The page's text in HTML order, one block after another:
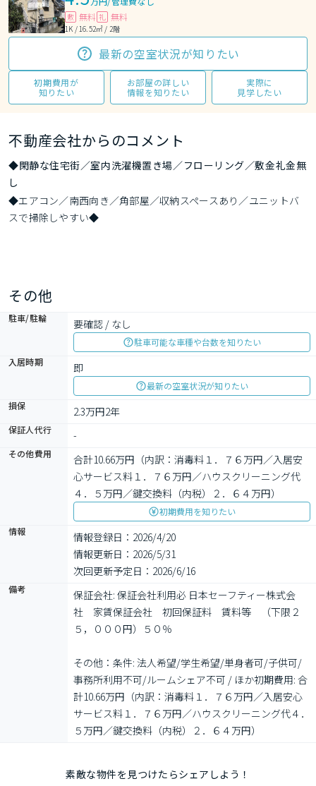
敷 無料 礼 無料
1K / 16.52㎡ / 2階
最新の空室状況が知りたい
初期費用が
知りたい
お部屋の詳しい
情報を知りたい
実際に
見学したい
不動産会社からのコメント
◆閑静な住宅街／室内洗濯機置き場／フローリング／敷金礼金無
し
◆エアコン／南西向き／角部屋／収納スペースあり／ユニットバ
スで掃除しやすい◆
その他
駐車/駐輪 要確認 / なし
駐車可能な車種や台数を知りたい
入居時期
即
最新の空室状況が知りたい
損保
2.3万円2年
保証人代行 -
その他費用
合計10.66万円（内訳：消毒料１．７６万円／入居安
心サービス料１．７６万円／ハウスクリーニング代
４．５万円／鍵交換料（内税）２．６４万円）
初期費用を知りたい
情報
情報登録日：2026/4/20
情報更新日：2026/5/31
次回更新予定日：2026/6/16
備考
保証会社: 保証会社利用必 日本セーフティー株式会
社　家賃保証会社　初回保証料　賃料等　（下限２
５，０００円）５０％
その他：条件: 法人希望/学生希望/単身者可/子供可/
事務所利用不可/ルームシェア不可 / ほか初期費用: 合
計10.66万円（内訳：消毒料１．７６万円／入居安心
サービス料１．７６万円／ハウスクリーニング代４．
５万円／鍵交換料（内税）２．６４万円）
素敵な物件を見つけたらシェアしよう！